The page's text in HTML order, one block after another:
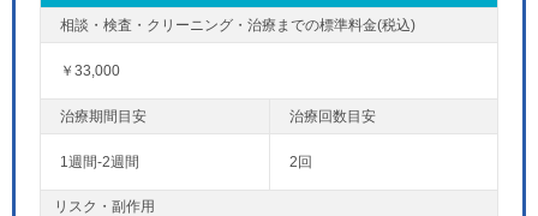
￥33,000
1週間-2週間 2回
リスク・副作用